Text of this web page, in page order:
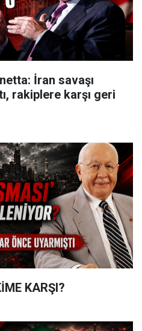
İran savaşı
rakiplere karşı geri
KARŞI?